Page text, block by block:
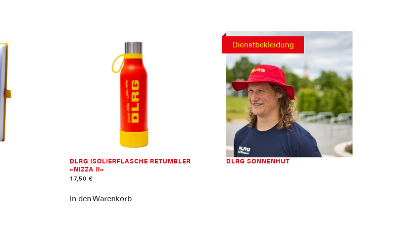
DLRG ISOLIERFLASCHE RETUMBLER
»NIZZA II«
17,50 €
In den Warenkorb
Dienstbekleidung
DLRG SONNENHUT